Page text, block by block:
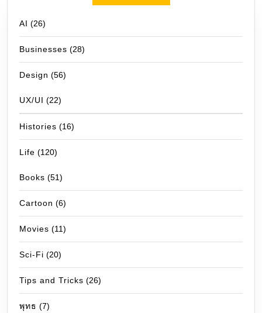
AI (26)
Businesses (28)
Design (56)
UX/UI (22)
Histories (16)
Life (120)
Books (51)
Cartoon (6)
Movies (11)
Sci-Fi (20)
Tips and Tricks (26)
พุทธ (7)